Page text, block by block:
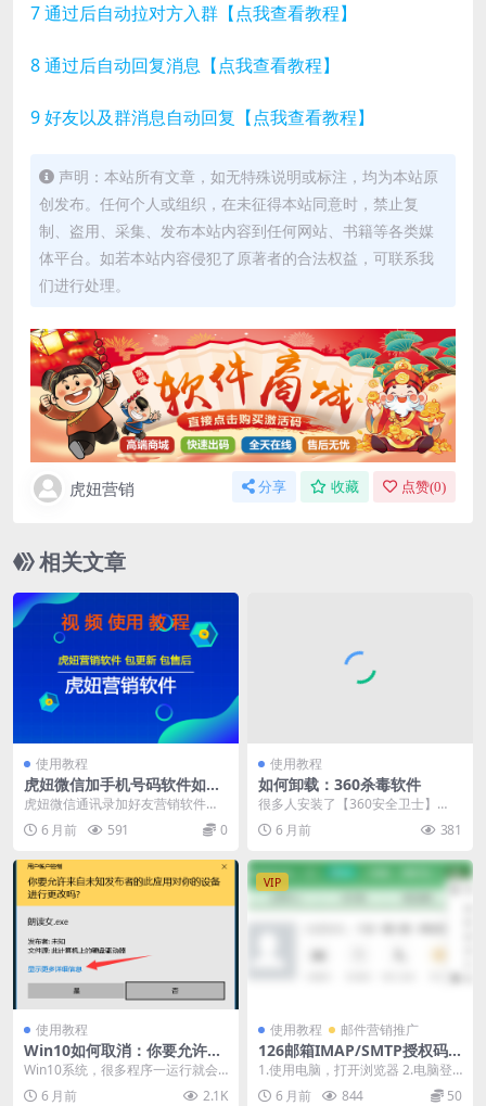
7 通过后自动拉对方入群【点我查看教程】
8 通过后自动回复消息【点我查看教程】
9 好友以及群消息自动回复【点我查看教程】
声明：本站所有文章，如无特殊说明或标注，均为本站原
创发布。任何个人或组织，在未征得本站同意时，禁止复
制、盗用、采集、发布本站内容到任何网站、书籍等各类媒
体平台。如若本站内容侵犯了原著者的合法权益，可联系我
们进行处理。
虎妞营销 分享 收藏 点赞(0)
相关文章
使用教程
虎妞微信加手机号码软件如何
导入手机号自动加微信好友
虎妞微信通讯录加好友营销软件是
一款通过微信电脑版进行添加手机
号，qq号，微信号的...
6 月前 591 0
使用教程
如何卸载：360杀毒软件
很多人安装了【360安全卫士】
后，不知不觉又被安装上了【360
杀毒】， 其实有一...
6 月前 381
使用教程
Win10如何取消：你要允许来
自未知发布者的此应用对你的
设备进行更改吗？
Win10系统，很多程序一运行就会
提示：你要允许来自未知发布者的
6 月前 2.1K
VIP
使用教程 邮件营销推广
126邮箱IMAP/SMTP授权码
的开启
1.使用电脑，打开浏览器 2.电脑登
录mail.126.com，进入设置>...
6 月前 844 50